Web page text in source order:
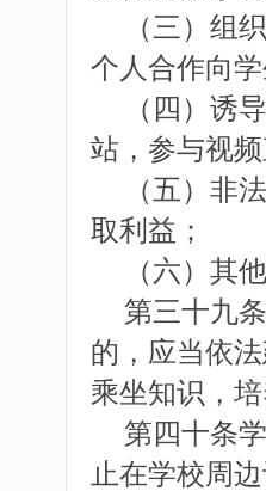
（三）组织
个人合作向
（四）诱导
站，参与视
（五）非法
取利益；
（六）其他
第三十九条
的，应当依
乘坐知识，
第四十条学
止在学校周